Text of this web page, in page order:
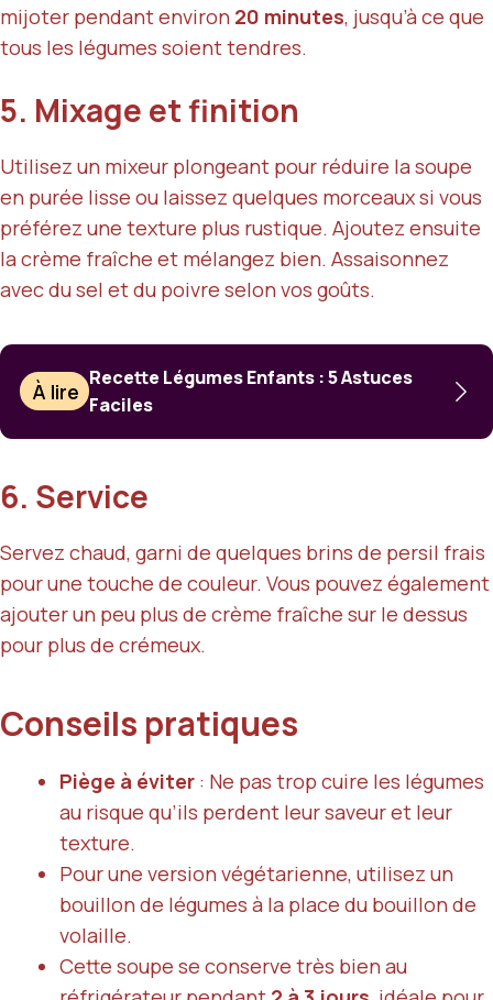
mijoter pendant environ 20 minutes, jusqu’à ce que
tous les légumes soient tendres.
5. Mixage et finition
Utilisez un mixeur plongeant pour réduire la soupe
en purée lisse ou laissez quelques morceaux si vous
préférez une texture plus rustique. Ajoutez ensuite
la crème fraîche et mélangez bien. Assaisonnez
avec du sel et du poivre selon vos goûts.
À lire
Recette Légumes Enfants : 5 Astuces
Faciles
6. Service
Servez chaud, garni de quelques brins de persil frais
pour une touche de couleur. Vous pouvez également
ajouter un peu plus de crème fraîche sur le dessus
pour plus de crémeux.
Conseils pratiques
Piège à éviter : Ne pas trop cuire les légumes
au risque qu’ils perdent leur saveur et leur
texture.
Pour une version végétarienne, utilisez un
bouillon de légumes à la place du bouillon de
volaille.
Cette soupe se conserve très bien au